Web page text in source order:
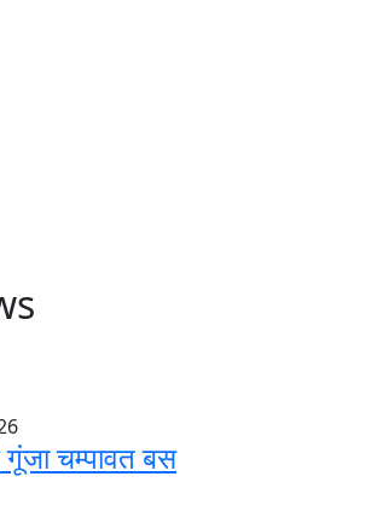
चम्पावत बस